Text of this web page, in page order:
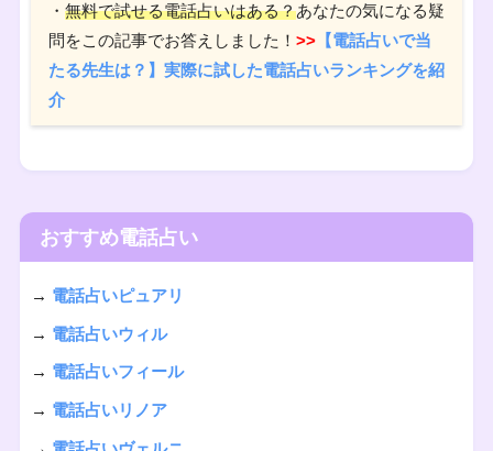
・ 無料で試せる電話占いはある？あなたの気になる疑
問をこの記事でお答えしました！ >>【電話占いで当
たる先生は？】実際に試した電話占いランキングを紹
介
おすすめ電話占い
→ 電話占いピュアリ
→ 電話占いウィル
→ 電話占いフィール
→ 電話占いリノア